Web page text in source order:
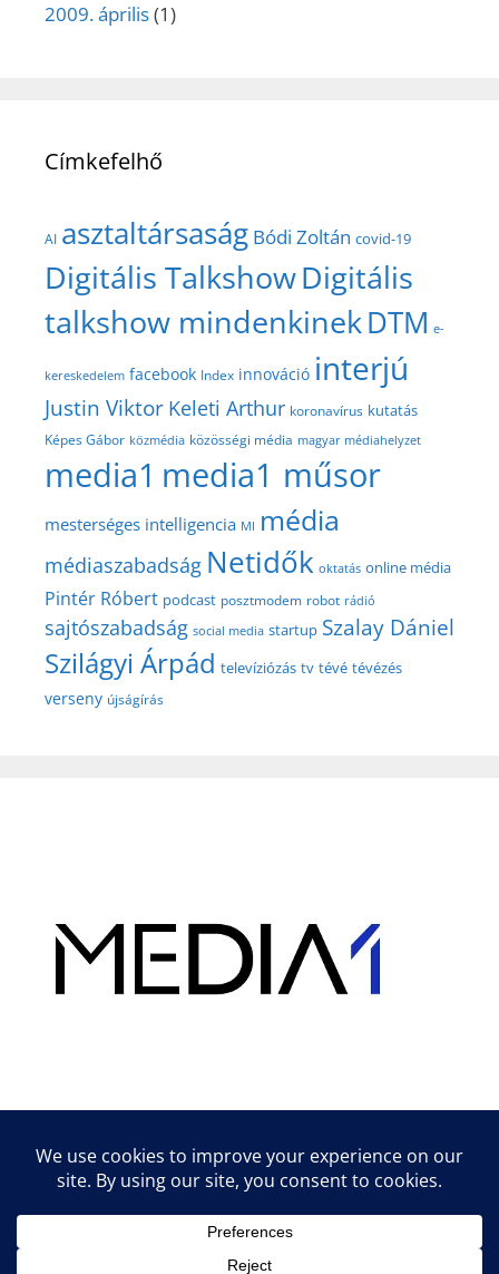
2009. április(1)
Címkefelhő
AI asztaltársaság Bódi Zoltán covid-19
Digitális TalkshowDigitális
talkshow mindenkinekDTM e-
kereskedelem facebook Index innováció interjú
Justin Viktor Keleti Arthur koronavírus kutatás
Képes Gábor közmédia közösségi média magyar médiahelyzet
media1 media1 műsor
mesterséges intelligencia MI média
médiaszabadság Netidők oktatás online média
Pintér Róbert podcast posztmodem robot rádió
sajtószabadság social media startup Szalay Dániel
Szilágyi Árpád televíziózás tv tévé tévézés
verseny újságírás
Lifestyle tippek & trükkök